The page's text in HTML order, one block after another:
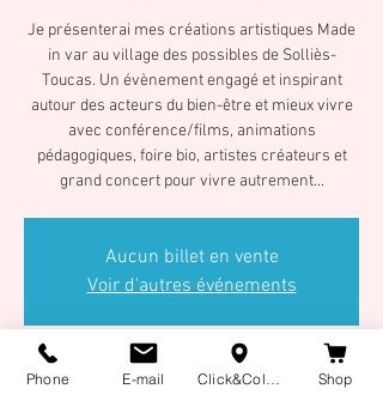
Je présenterai mes créations artistiques Made
in var au village des possibles de Solliès-
Toucas. Un évènement engagé et inspirant
autour des acteurs du bien-être et mieux vivre
avec conférence/films, animations
pédagogiques, foire bio, artistes créateurs et
grand concert pour vivre autrement...
Aucun billet en vente
Voir d'autres événements
Heure et lieu
Phone E-mail Shop